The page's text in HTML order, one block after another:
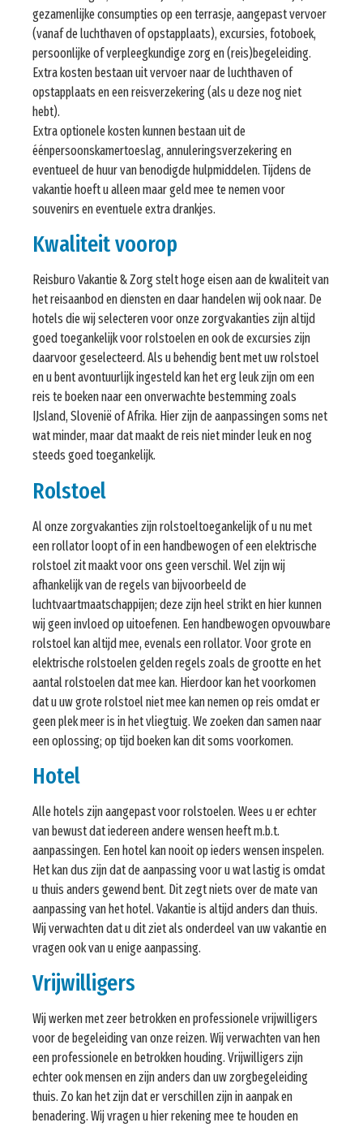
gezamenlijke consumpties op een terrasje, aangepast vervoer
(vanaf de luchthaven of opstapplaats), excursies, fotoboek,
persoonlijke of verpleegkundige zorg en (reis)begeleiding.
Extra kosten bestaan uit vervoer naar de luchthaven of
opstapplaats en een reisverzekering (als u deze nog niet
hebt).
Extra optionele kosten kunnen bestaan uit de
éénpersoonskamertoeslag, annuleringsverzekering en
eventueel de huur van benodigde hulpmiddelen. Tijdens de
vakantie hoeft u alleen maar geld mee te nemen voor
souvenirs en eventuele extra drankjes.
Kwaliteit voorop
Reisburo Vakantie & Zorg stelt hoge eisen aan de kwaliteit van
het reisaanbod en diensten en daar handelen wij ook naar. De
hotels die wij selecteren voor onze zorgvakanties zijn altijd
goed toegankelijk voor rolstoelen en ook de excursies zijn
daarvoor geselecteerd. Als u behendig bent met uw rolstoel
en u bent avontuurlijk ingesteld kan het erg leuk zijn om een
reis te boeken naar een onverwachte bestemming zoals
IJsland, Slovenië of Afrika. Hier zijn de aanpassingen soms net
wat minder, maar dat maakt de reis niet minder leuk en nog
steeds goed toegankelijk.
Rolstoel
Al onze zorgvakanties zijn rolstoeltoegankelijk of u nu met
een rollator loopt of in een handbewogen of een elektrische
rolstoel zit maakt voor ons geen verschil. Wel zijn wij
afhankelijk van de regels van bijvoorbeeld de
luchtvaartmaatschappijen; deze zijn heel strikt en hier kunnen
wij geen invloed op uitoefenen. Een handbewogen opvouwbare
rolstoel kan altijd mee, evenals een rollator. Voor grote en
elektrische rolstoelen gelden regels zoals de grootte en het
aantal rolstoelen dat mee kan. Hierdoor kan het voorkomen
dat u uw grote rolstoel niet mee kan nemen op reis omdat er
geen plek meer is in het vliegtuig. We zoeken dan samen naar
een oplossing; op tijd boeken kan dit soms voorkomen.
Hotel
Alle hotels zijn aangepast voor rolstoelen. Wees u er echter
van bewust dat iedereen andere wensen heeft m.b.t.
aanpassingen. Een hotel kan nooit op ieders wensen inspelen.
Het kan dus zijn dat de aanpassing voor u wat lastig is omdat
u thuis anders gewend bent. Dit zegt niets over de mate van
aanpassing van het hotel. Vakantie is altijd anders dan thuis.
Wij verwachten dat u dit ziet als onderdeel van uw vakantie en
vragen ook van u enige aanpassing.
Vrijwilligers
Wij werken met zeer betrokken en professionele vrijwilligers
voor de begeleiding van onze reizen. Wij verwachten van hen
een professionele en betrokken houding. Vrijwilligers zijn
echter ook mensen en zijn anders dan uw zorgbegeleiding
thuis. Zo kan het zijn dat er verschillen zijn in aanpak en
benadering. Wij vragen u hier rekening mee te houden en